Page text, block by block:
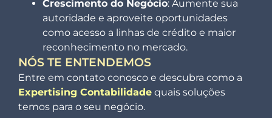
Crescimento do Negócio: Aumente sua
autoridade e aproveite oportunidades
como acesso a linhas de crédito e maior
reconhecimento no mercado.
NÓS TE ENTENDEMOS
Entre em contato conosco e descubra como a
Expertising Contabilidade quais soluções
temos para o seu negócio.